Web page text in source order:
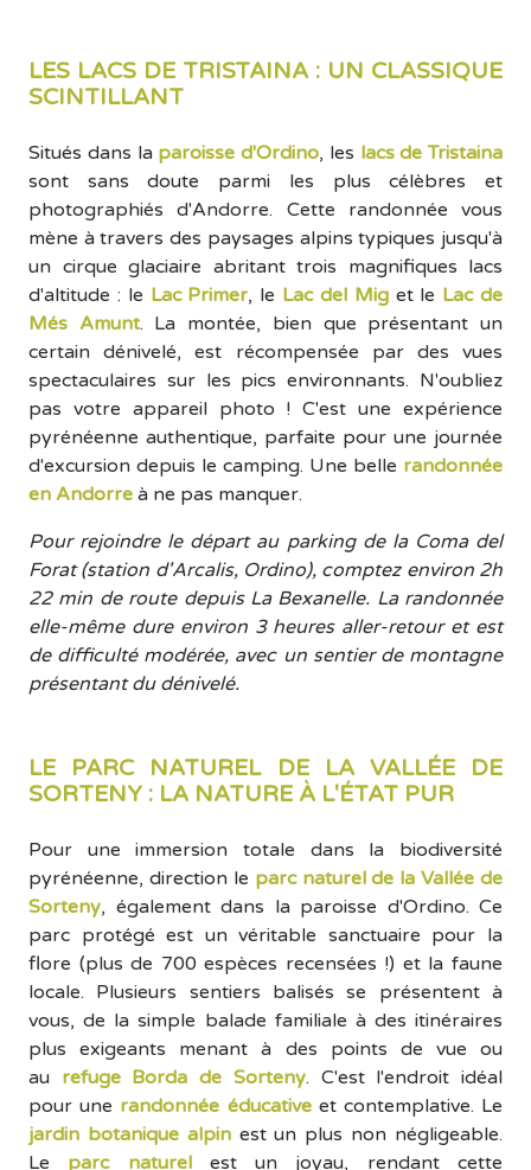
LES LACS DE TRISTAINA : UN CLASSIQUE
SCINTILLANT
Situés dans la paroisse d'Ordino, les lacs de Tristaina
sont sans doute parmi les plus célèbres et
photographiés d'Andorre. Cette randonnée vous
mène à travers des paysages alpins typiques jusqu'à
un cirque glaciaire abritant trois magnifiques lacs
d'altitude : le Lac Primer, le Lac del Miget le Lac de
Més Amunt. La montée, bien que présentant un
certain dénivelé, est récompensée par des vues
spectaculaires sur les pics environnants. N'oubliez
pas votre appareil photo ! C'est une expérience
pyrénéenne authentique, parfaite pour une journée
d'excursion depuis le camping. Une belle randonnée
en Andorre à ne pas manquer.
Pour rejoindre le départ au parking de la Coma del
Forat (station d'Arcalis, Ordino), comptez environ 2h
22 min de route depuis La Bexanelle. La randonnée
elle-même dure environ 3 heures aller-retour et est
de difficulté modérée, avec un sentier de montagne
présentant du dénivelé.
LE PARC NATUREL DE LA VALLÉE DE
SORTENY : LA NATURE À L'ÉTAT PUR
Pour une immersion totale dans la biodiversité
pyrénéenne, direction le parc naturel de la Vallée de
Sorteny, également dans la paroisse d'Ordino. Ce
parc protégé est un véritable sanctuaire pour la
flore (plus de 700 espèces recensées !) et la faune
locale. Plusieurs sentiers balisés se présentent à
vous, de la simple balade familiale à des itinéraires
plus exigeants menant à des points de vue ou
au refuge Borda de Sorteny. C'est l'endroit idéal
pour une randonnée éducativeet contemplative. Le
jardin botanique alpinest un plus non négligeable.
Le parc naturelest un joyau, rendant cette